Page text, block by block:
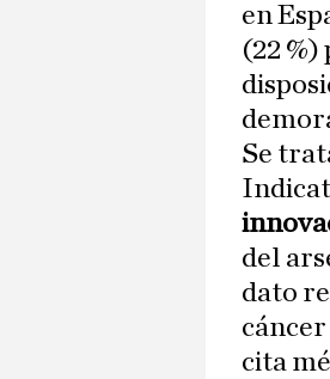
en
(22 %)
Se
del
dato
cita